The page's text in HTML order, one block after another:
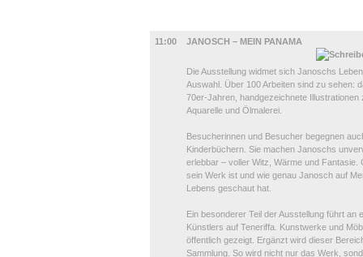
11:00
JANOSCH – MEIN PANAMA
Die Ausstellung widmet sich Janoschs
Auswahl. Über 100 Arbeiten sind zu sehen:
70er-Jahren, handgezeichnete
Aquarelle und Ölmalerei.
Besucherinnen und Besucher begegnen
Kinderbüchern. Sie machen Janoschs
erlebbar – voller Witz, Wärme und Fantasie.
sein Werk ist und wie genau Janosch auf
Lebens geschaut hat.
Ein besonderer Teil der Ausstellung führt
Künstlers auf Teneriffa. Kunstwerke und
öffentlich gezeigt. Ergänzt wird dieser
Sammlung. So wird nicht nur das Werk,